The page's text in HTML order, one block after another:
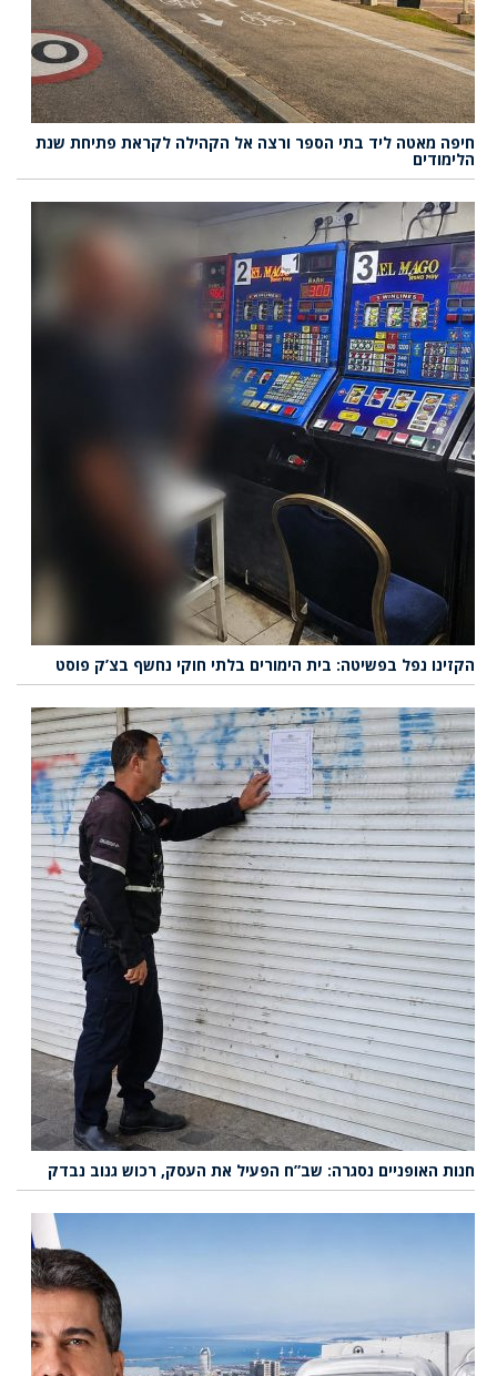
חיפה מאטה ליד בתי הספר ורצה אל הקהילה לקראת פתיחת שנת
הלימודים
הקזינו נפל בפשיטה: בית הימורים בלתי חוקי נחשף בצ’ק פוסט
חנות האופניים נסגרה: שב”ח הפעיל את העסק, רכוש גנוב נבדק